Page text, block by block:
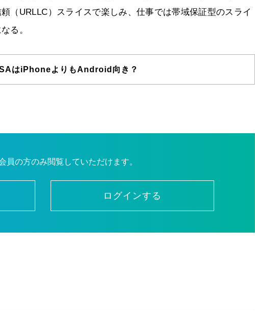
（URLLC）スライスで楽しみ、仕事では帯域保証型のスライ
る。
はiPhoneよりもAndroid向き？
員の方のみ閲覧していただけます。
ログインする